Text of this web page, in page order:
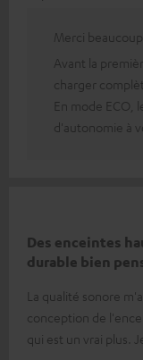
Merci
Avant la
charger
En mode ECO,
d'autonomie à
Des enceintes
durable bien
La qualité sonore
conception de
qui est un vrai plus.